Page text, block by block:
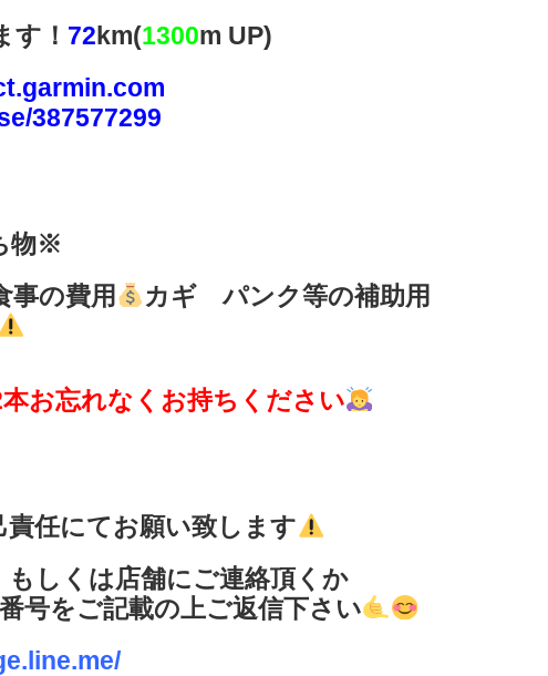
す！ 72 km(1300m UP)
387577299
物※
事の費用
カギ パンク等の補助用
お忘れなくお持ちください
任にてお願い致します
しくは店舗にご連絡頂くか
号をご記載の上ご返信下さい